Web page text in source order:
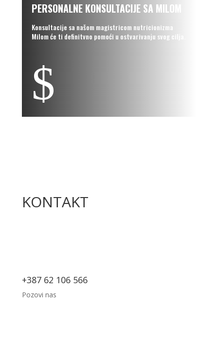
PERSONALNE KONSULTACIJE SA MILOM
Konsultacije sa našom magistricom nutricionizma
Milom će ti definitvno pomoći u ostvarivanju svog cilja.
$
KONTAKT
+387 62 106 566
Pozovi nas